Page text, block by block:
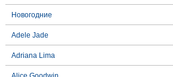
Новогодние
Adele Jade
Adriana Lima